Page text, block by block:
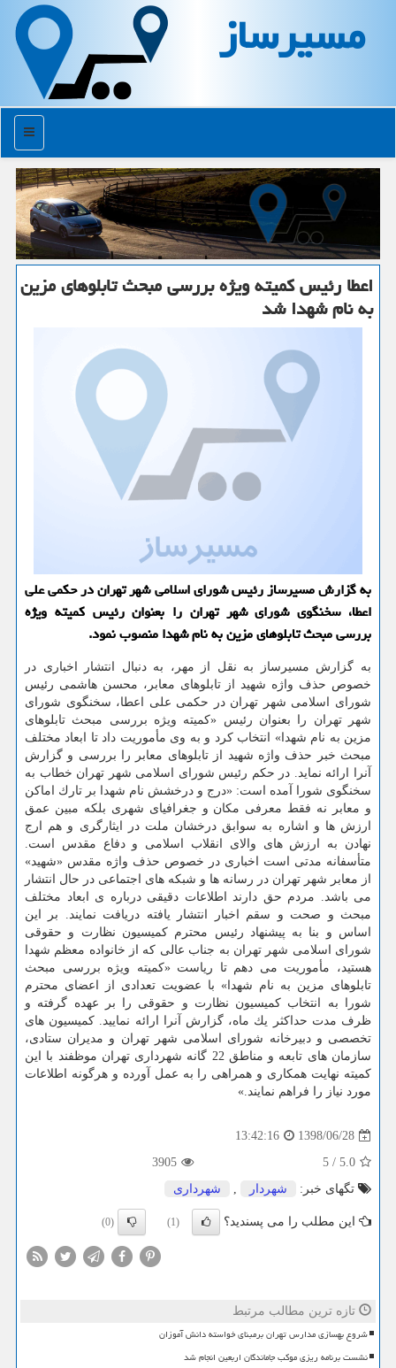
مسیرساز
منو
اعطا رئیس كمیته ویژه بررسی مبحث تابلوهای مزین
به نام شهدا شد
به گزارش مسیرساز رئیس شورای اسلامی شهر تهران در حكمی علی
اعطا، سخنگوی شورای شهر تهران را بعنوان رئیس كمیته ویژه
بررسی مبحث تابلوهای مزین به نام شهدا منصوب نمود.
به گزارش مسیرساز به نقل از مهر، به دنبال انتشار اخباری در
خصوص حذف واژه شهید از تابلوهای معابر، محسن هاشمی رئیس
شورای اسلامی شهر تهران در حكمی علی اعطا، سخنگوی شورای
شهر تهران را بعنوان رئیس «كمیته ویژه بررسی مبحث تابلوهای
مزین به نام شهدا» انتخاب كرد و به وی مأموریت داد تا ابعاد مختلف
مبحث خبر حذف واژه شهید از تابلوهای معابر را بررسی و گزارش
آنرا ارائه نماید. در حكم رئیس شورای اسلامی شهر تهران خطاب به
سخنگوی شورا آمده است: «درج و درخشش نام شهدا بر تارك اماكن
و معابر نه فقط معرفی مكان و جغرافیای شهری بلكه مبین عمق
ارزش ها و اشاره به سوابق درخشان ملت در ایثارگری و هم ارج
نهادن به ارزش های والای انقلاب اسلامی و دفاع مقدس است.
متأسفانه مدتی است اخباری در خصوص حذف واژه مقدس «شهید»
از معابر شهر تهران در رسانه ها و شبكه های اجتماعی در حال انتشار
می باشد. مردم حق دارند اطلاعات دقیقی درباره ی ابعاد مختلف
مبحث و صحت و سقم اخبار انتشار یافته دریافت نمایند. بر این
اساس و بنا به پیشنهاد رئیس محترم كمیسیون نظارت و حقوقی
شورای اسلامی شهر تهران به جناب عالی كه از خانواده معظم شهدا
هستید، مأموریت می دهم تا ریاست «كمیته ویژه بررسی مبحث
تابلوهای مزین به نام شهدا» با عضویت تعدادی از اعضای محترم
شورا به انتخاب كمیسیون نظارت و حقوقی را بر عهده گرفته و
ظرف مدت حداكثر یك ماه، گزارش آنرا ارائه نمایید. كمیسیون های
تخصصی و دبیرخانه شورای اسلامی شهر تهران و مدیران ستادی،
سازمان های تابعه و مناطق 22 گانه شهرداری تهران موظفند با این
كمیته نهایت همكاری و همراهی را به عمل آورده و هرگونه اطلاعات
مورد نیاز را فراهم نمایند.»
1398/06/28
13:42:16
5.0
/
5
3905
تگهای خبر:
شهردار , شهرداری
این مطلب را می پسندید؟ (1)
(0)
تازه ترین مطالب مرتبط
شروع بهسازی مدارس تهران برمبنای خواسته دانش آموزان
نشست برنامه ریزی موکب جاماندگان اربعین انجام شد